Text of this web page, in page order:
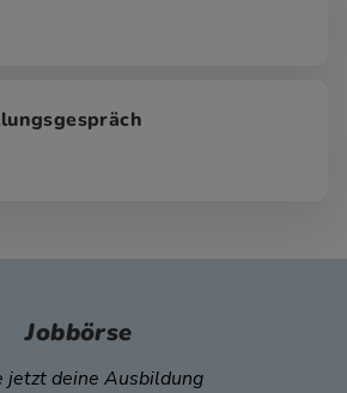
Jobbörse
jetzt deine Ausbildung